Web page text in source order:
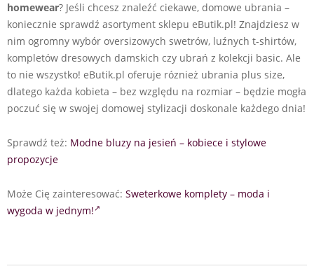
homewear? Jeśli chcesz znaleźć ciekawe, domowe ubrania –
koniecznie sprawdź asortyment sklepu eButik.pl! Znajdziesz w
nim ogromny wybór oversizowych swetrów, luźnych t-shirtów,
kompletów dresowych damskich czy ubrań z kolekcji basic. Ale
to nie wszystko! eButik.pl oferuje róznież ubrania plus size,
dlatego każda kobieta – bez względu na rozmiar – będzie mogła
poczuć się w swojej domowej stylizacji doskonale każdego dnia!
Sprawdź też: Modne bluzy na jesień – kobiece i stylowe
propozycje
Może Cię zainteresować: Sweterkowe komplety – moda i
wygoda w jednym!